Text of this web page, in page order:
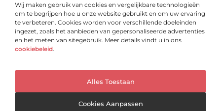
Wij maken gebruik van cookies en vergelijkbare technologieën
om te begrijpen hoe u onze website gebruikt en om uw ervaring
te verbeteren. Cookies worden voor verschillende doeleinden
ingezet, zoals het aanbieden van gepersonaliseerde advertenties
en het meten van sitegebruik. Meer details vindt u in ons
cookiebeleid.
Alles Toestaan
Cookies Aanpassen
Onze informatie
Cookiebeleid (EU)
@2025 www.bedrijventrefpunt.nl. All Right Reserved.